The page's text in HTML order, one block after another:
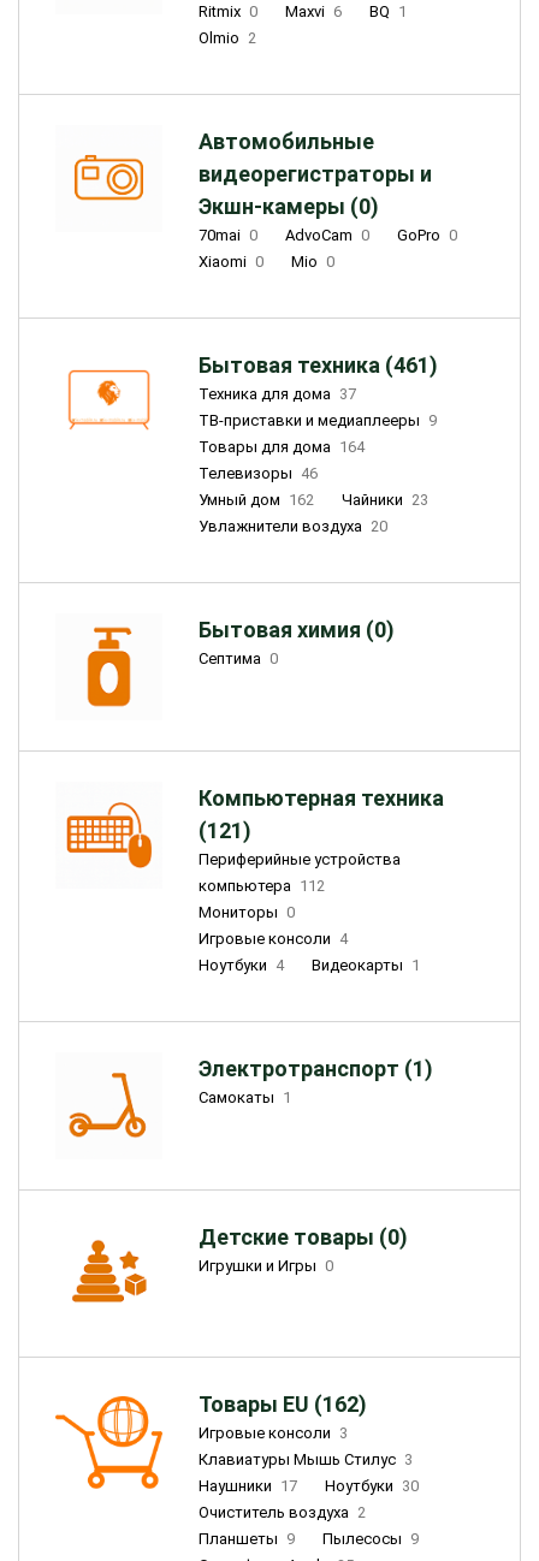
Ritmix 0 Maxvi 6 BQ 1
Olmio 2
Автомобильные
видеорегистраторы и
Экшн-камеры (0)
70mai 0 AdvoCam 0 GoPro 0
Xiaomi 0 Mio 0
Бытовая техника (461)
Техника для дома 37
ТВ-приставки и медиаплееры 9
Товары для дома 164
Телевизоры 46
Умный дом 162 Чайники 23
Увлажнители воздуха 20
Бытовая химия (0)
Септима 0
Компьютерная техника
(121)
Периферийные устройства
компьютера 112
Мониторы 0
Игровые консоли 4
Ноутбуки 4 Видеокарты 1
Электротранспорт (1)
Самокаты 1
Детские товары (0)
Игрушки и Игры 0
Товары EU (162)
Игровые консоли 3
Клавиатуры Мышь Стилус 3
Наушники 17 Ноутбуки 30
Очиститель воздуха 2
Планшеты 9 Пылесосы 9